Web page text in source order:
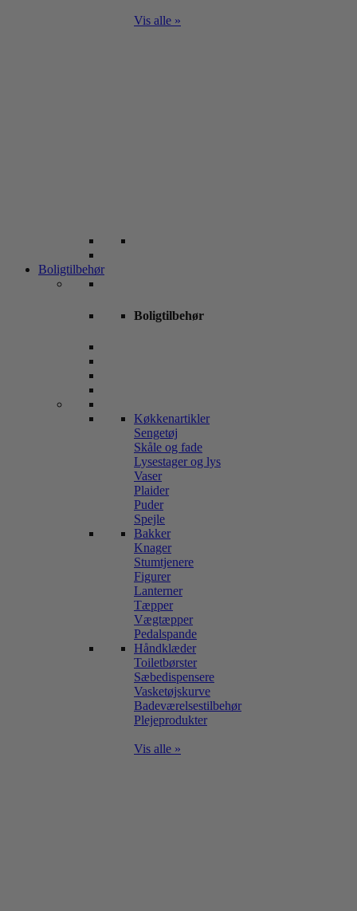
Vis alle »
Boligtilbehør
Boligtilbehør
Køkkenartikler
Sengetøj
Skåle og fade
Lysestager og lys
Vaser
Plaider
Puder
Spejle
Bakker
Knager
Stumtjenere
Figurer
Lanterner
Tæpper
Vægtæpper
Pedalspande
Håndklæder
Toiletbørster
Sæbedispensere
Vasketøjskurve
Badeværelsestilbehør
Plejeprodukter
Vis alle »